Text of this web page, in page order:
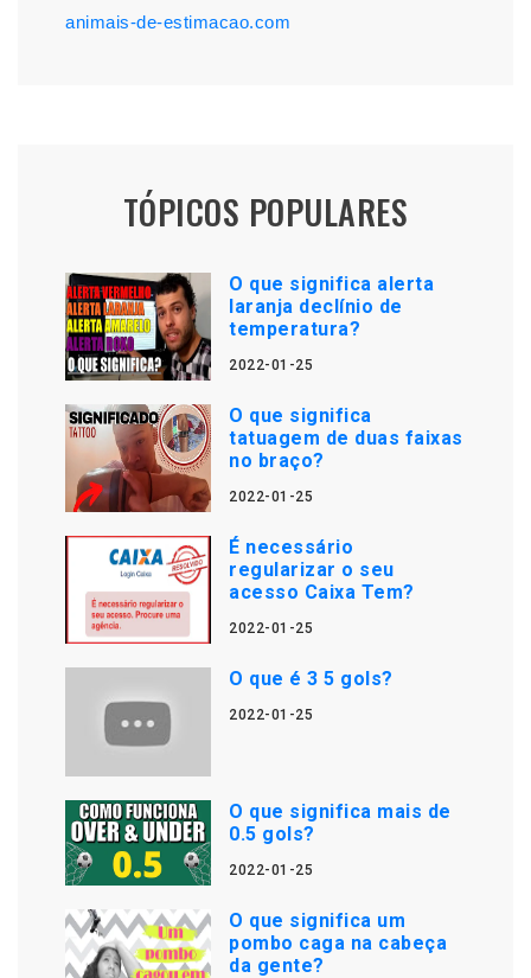
animais-de-estimacao.com
TÓPICOS POPULARES
O que significa alerta
laranja declínio de
temperatura?
2022-01-25
O que significa
tatuagem de duas faixas
no braço?
2022-01-25
É necessário
regularizar o seu
acesso Caixa Tem?
2022-01-25
O que é 3 5 gols?
2022-01-25
O que significa mais de
0.5 gols?
2022-01-25
O que significa um
pombo caga na cabeça
da gente?